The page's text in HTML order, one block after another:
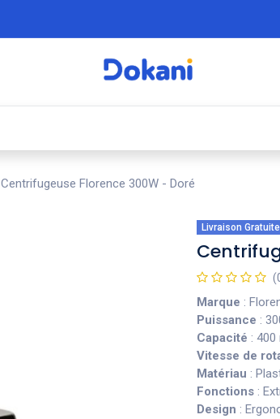
Centrifugeuse Florence 300W - Doré
Livraison Gratuite
Marque :
Puissance :
Capacité : 400
Vitesse de
Matériau :
Fonctions :
Design :